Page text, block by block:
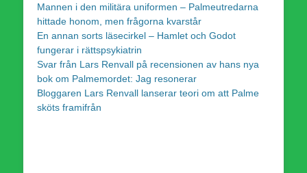
Mannen i den militära uniformen – Palmeutredarna
hittade honom, men frågorna kvarstår
En annan sorts läsecirkel – Hamlet och Godot
fungerar i rättspsykiatrin
Svar från Lars Renvall på recensionen av hans nya
bok om Palmemordet: Jag resonerar
Bloggaren Lars Renvall lanserar teori om att Palme
sköts framifrån